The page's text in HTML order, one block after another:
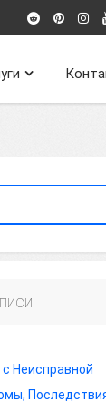
Неисправной